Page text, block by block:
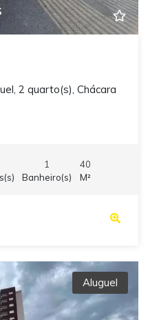
2 quarto(s), Chácara
1
Banheiro(s)
40
M²
Aluguel